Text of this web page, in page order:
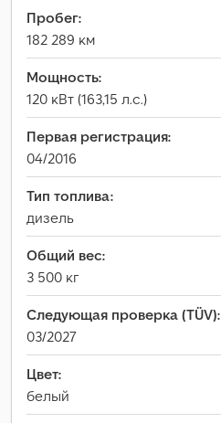
Пробег:
182 289 км
Мощность:
120 кВт (163,15 л.с.)
Первая регистрация:
04/2016
Тип топлива:
дизель
Общий вес:
3 500 кг
Следующая проверка (TÜV):
03/2027
Цвет:
белый